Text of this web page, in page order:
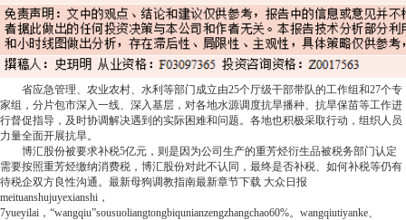
省应急管理、农业农村、水利等部门成立由25个厅级干部带队的工作组和27个专
家组，分片包市深入一线、深入基层，对各地水源调度抗旱播种、抗旱保苗等工作进
行督促指导，及时协调解决遇到的实际困难和问题。各地也积极采取行动，组织人员
力量全面开展抗旱。
博汇股份被要求补税5亿元，则是因为公司生产的重芳烃衍生品被税务部门认定
需要按照重芳烃缴纳消费税，博汇股份对此不认同，最终是否补税、如何补税等仍有
待税企双方良性沟通。 最新母狗调教指南最新章节下载 大众日报
meituanshujuyexianshi，
7yueyilai，“wangqiu”sousuoliangtongbiqunianzengzhangchao60%。wangqiutiyanke、